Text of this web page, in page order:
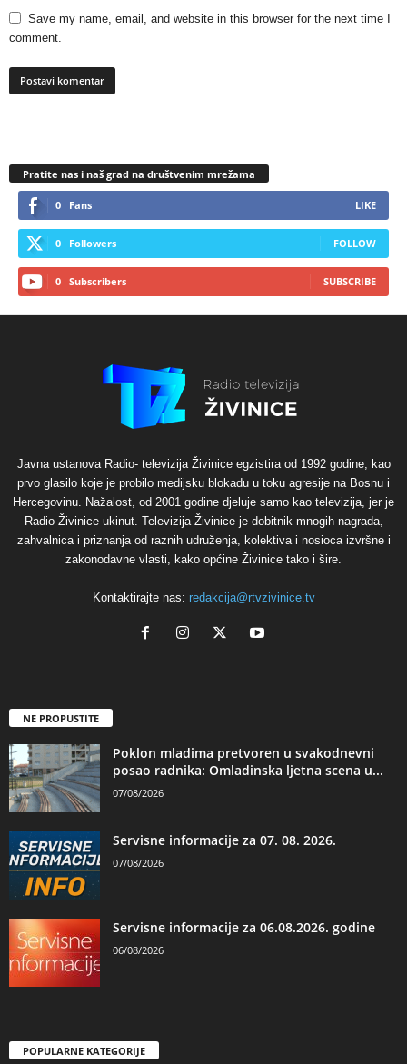
Save my name, email, and website in this browser for the next time I
comment.
Pratite nas i naš grad na društvenim mrežama
0 Fans LIKE
0 Followers FOLLOW
0 Subscribers SUBSCRIBE
Javna ustanova Radio- televizija Živinice egzistira od 1992 godine, kao
prvo glasilo koje je probilo medijsku blokadu u toku agresije na Bosnu i
Hercegovinu. Nažalost, od 2001 godine djeluje samo kao televizija, jer je
Radio Živinice ukinut. Televizija Živinice je dobitnik mnogih nagrada,
zahvalnica i priznanja od raznih udruženja, kolektiva i nosioca izvršne i
zakonodavne vlasti, kako općine Živinice tako i šire.
Kontaktirajte nas: redakcija@rtvzivinice.tv
NE PROPUSTITE
Poklon mladima pretvoren u svakodnevni
posao radnika: Omladinska ljetna scena u...
07/08/2026
Servisne informacije za 07. 08. 2026.
07/08/2026
Servisne informacije za 06.08.2026. godine
06/08/2026
POPULARNE KATEGORIJE